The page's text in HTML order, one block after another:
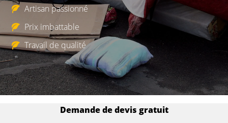
Artisan passionné
Prix imbattable
Travail de qualité
Demande de devis gratuit